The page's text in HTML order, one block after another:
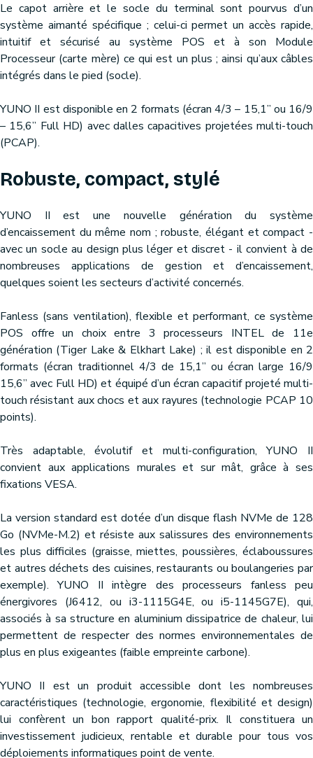
Le capot arrière et le socle du terminal sont pourvus d’un
système aimanté spécifique ; celui-ci permet un accès rapide,
intuitif et sécurisé au système POS et à son Module
Processeur (carte mère) ce qui est un plus ; ainsi qu’aux câbles
intégrés dans le pied (socle).
YUNO II est disponible en 2 formats (écran 4/3 – 15,1’’ ou 16/9
– 15,6’’ Full HD) avec dalles capacitives projetées multi-touch
(PCAP).
Robuste, compact, stylé
YUNO II est une nouvelle génération du système
d’encaissement du même nom ; robuste, élégant et compact -
avec un socle au design plus léger et discret - il convient à de
nombreuses applications de gestion et d’encaissement,
quelques soient les secteurs d’activité concernés.
Fanless (sans ventilation), flexible et performant, ce système
POS offre un choix entre 3 processeurs INTEL de 11e
génération (Tiger Lake & Elkhart Lake) ; il est disponible en 2
formats (écran traditionnel 4/3 de 15,1’’ ou écran large 16/9
15,6’’ avec Full HD) et équipé d’un écran capacitif projeté multi-
touch résistant aux chocs et aux rayures (technologie PCAP 10
points).
Très adaptable, évolutif et multi-configuration, YUNO II
convient aux applications murales et sur mât, grâce à ses
fixations VESA.
La version standard est dotée d’un disque flash NVMe de 128
Go (NVMe-M.2) et résiste aux salissures des environnements
les plus difficiles (graisse, miettes, poussières, éclaboussures
et autres déchets des cuisines, restaurants ou boulangeries par
exemple). YUNO II intègre des processeurs fanless peu
énergivores (J6412, ou i3-1115G4E, ou i5-1145G7E), qui,
associés à sa structure en aluminium dissipatrice de chaleur, lui
permettent de respecter des normes environnementales de
plus en plus exigeantes (faible empreinte carbone).
YUNO II est un produit accessible dont les nombreuses
caractéristiques (technologie, ergonomie, flexibilité et design)
lui confèrent un bon rapport qualité-prix. Il constituera un
investissement judicieux, rentable et durable pour tous vos
déploiements informatiques point de vente.